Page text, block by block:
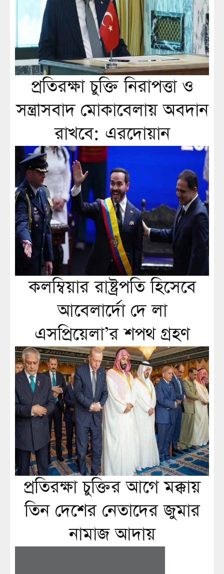
প্রতিরক্ষা চুক্তি নিরাপত্তা ও
সন্ত্রাসবাদ মোকাবেলায় অবদান
রাখবে: এরদোয়ান
কলম্বিয়ার রাষ্ট্রপতি হিসেবে
আবেলার্দো দে লা
এসপ্রিয়েলা’র শপথ গ্রহণ
প্রতিরক্ষা চুক্তির আগে মক্কায়
তিন দেশের নেতাদের জুমার
নামাজ আদায়